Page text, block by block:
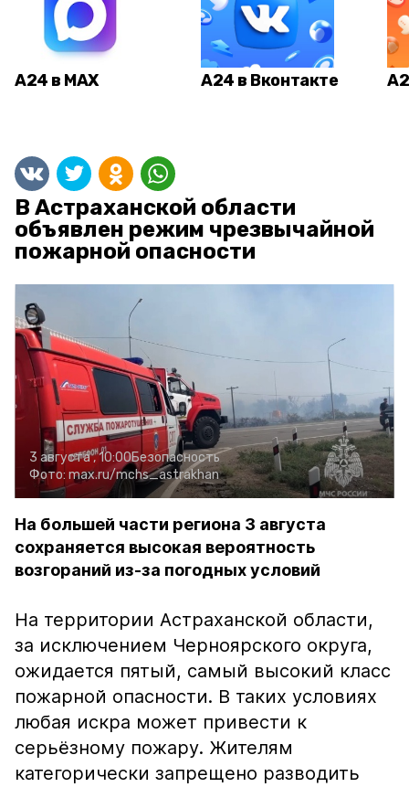
А24 в MAX А24 в Вконтакте
В Астраханской области
объявлен режим чрезвычайной
пожарной опасности
3 августа , 10:00Безопасность
Фото: max.ru/mchs_astrakhan
На большей части региона 3 августа
сохраняется высокая вероятность
возгораний из-за погодных условий
На территории Астраханской области,
за исключением Черноярского округа,
ожидается пятый, самый высокий класс
пожарной опасности. В таких условиях
любая искра может привести к
серьёзному пожару. Жителям
категорически запрещено разводить